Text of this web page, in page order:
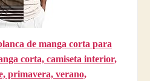
de manga corta para
corta, camiseta interior,
primavera, verano,